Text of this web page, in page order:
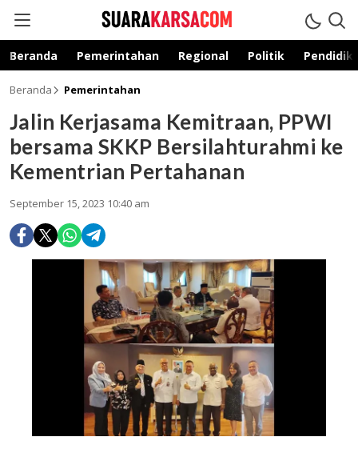
suarakarsa.com
Informasi terpercaya
Beranda Pemerintahan Regional Politik
Beranda Pemerintahan
Jalin Kerjasama Kemitraan, PPWI
bersama SKKP Bersilahturahmi ke
Kementrian Pertahanan
September 15, 2023 10:40 am